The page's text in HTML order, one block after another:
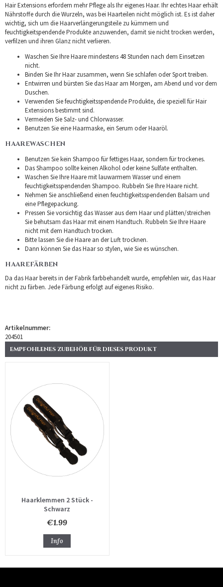
Hair Extensions erfordern mehr Pflege als Ihr eigenes Haar. Ihr echtes Haar erhält
Nährstoffe durch die Wurzeln, was bei Haarteilen nicht möglich ist. Es ist daher
wichtig, sich um die Haarverlängerungsteile zu kümmern und
feuchtigkeitspendende Produkte anzuwenden, damit sie nicht trocken werden,
verfilzen und ihren Glanz nicht verlieren.
Waschen Sie Ihre Haare mindestens 48 Stunden nach dem Einsetzen
nicht.
Binden Sie Ihr Haar zusammen, wenn Sie schlafen oder Sport treiben.
Entwirren und bürsten Sie das Haar am Morgen, am Abend und vor dem
Duschen.
Verwenden Sie feuchtigkeitsspendende Produkte, die speziell für Hair
Extensions bestimmt sind.
Vermeiden Sie Salz- und Chlorwasser.
Benutzen Sie eine Haarmaske, ein Serum oder Haaröl.
HAAREWASCHEN
Benutzen Sie kein Shampoo für fettiges Haar, sondern für trockenes.
Das Shampoo sollte keinen Alkohol oder keine Sulfate enthalten.
Waschen Sie Ihre Haare mit lauwarmem Wasser und einem
feuchtigkeitsspendenden Shampoo. Rubbeln Sie Ihre Haare nicht.
Nehmen Sie anschließend einen feuchtigkeitsspendenden Balsam und
eine Pflegepackung.
Pressen Sie vorsichtig das Wasser aus dem Haar und plätten/streichen
Sie behutsam das Haar mit einem Handtuch. Rubbeln Sie Ihre Haare
nicht mit dem Handtuch trocken.
Bitte lassen Sie die Haare an der Luft trocknen.
Dann können Sie das Haar so stylen, wie Sie es wünschen.
HAAREFÄRBEN
Da das Haar bereits in der Fabrik farbbehandelt wurde, empfehlen wir, das Haar
nicht zu färben. Jede Färbung erfolgt auf eigenes Risiko.
Artikelnummer:
204501
EMPFOHLENES ZUBEHÖR FÜR DIESES PRODUKT
Haarklemmen 2 Stück -
Schwarz
€1.99
Info